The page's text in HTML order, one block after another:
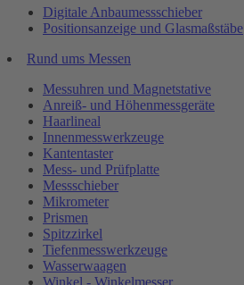
Digitale Anbaumessschieber
Positionsanzeige und Glasmaßstäbe
Rund ums Messen
Messuhren und Magnetstative
Anreiß- und Höhenmessgeräte
Haarlineal
Innenmesswerkzeuge
Kantentaster
Mess- und Prüfplatte
Messschieber
Mikrometer
Prismen
Spitzzirkel
Tiefenmesswerkzeuge
Wasserwaagen
Winkel - Winkelmesser